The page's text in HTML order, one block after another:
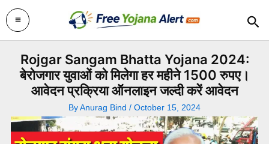
Skip
to
content
Rojgar Sangam Bhatta Yojana 2024:
बेरोजगार युवाओं को मिलेगा हर महीने 1500 रुपए।
आवेदन प्रक्रिया ऑनलाइन जल्दी करें आवेदन
ByAnurag Bind / October 15, 2024